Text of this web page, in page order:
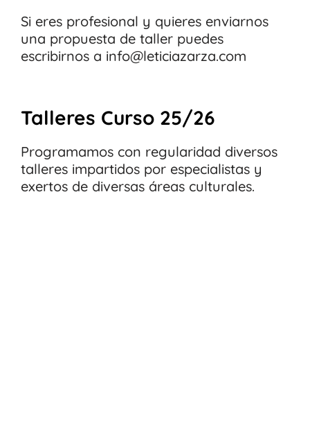
Si eres profesional y quieres enviarnos
una propuesta de taller puedes
escribirnos a info@leticiazarza.com
Talleres Curso 25/26
Programamos con regularidad diversos
talleres impartidos por especialistas y
exertos de diversas áreas culturales.